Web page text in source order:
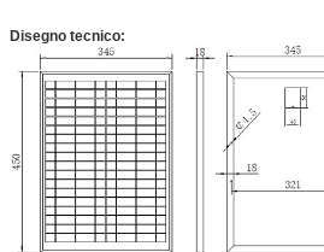
Disegno tecnico: